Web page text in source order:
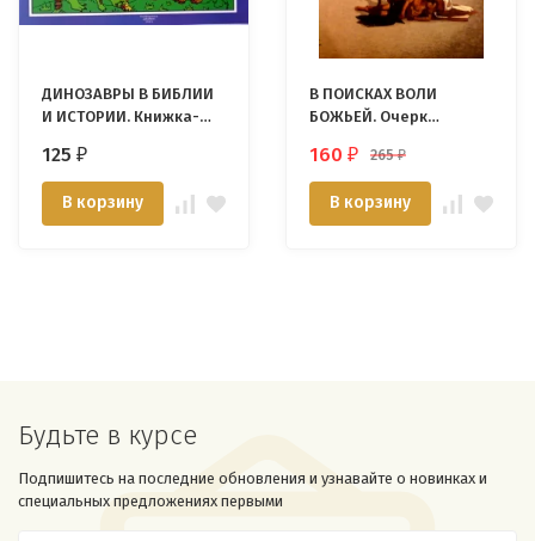
ДИНОЗАВРЫ В БИБЛИИ
И ИСТОРИИ. Книжка-
Банковская
125 ₽
В корзину
В ПОИСКАХ ВОЛИ
БОЖЬЕЙ. Очерк
христианской этики.
Сергей Головин
160 ₽ 265₽
В корзину
Будьте в курсе
Подпишитесь на последние обновления и узнавайте о новинках и
специальных предложениях первыми